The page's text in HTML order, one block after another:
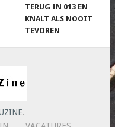
TERUG IN 013 EN
KNALT ALS NOOIT
TEVOREN
.